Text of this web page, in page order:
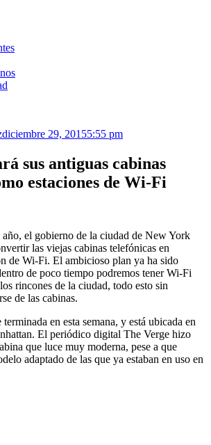
diciembre 29, 20155:55 pm
sus antiguas cabinas
estaciones de Wi-Fi
año, el gobierno de la ciudad de New York
las viejas cabinas telefónicas en
de Wi-Fi. El ambicioso plan ya ha sido
de poco tiempo podremos tener Wi-Fi
rincones de la ciudad, todo esto sin
de las cabinas.
en esta semana, y está ubicada en
El periódico digital The Verge hizo
que luce muy moderna, pese a que
adaptado de las que ya estaban en uso en